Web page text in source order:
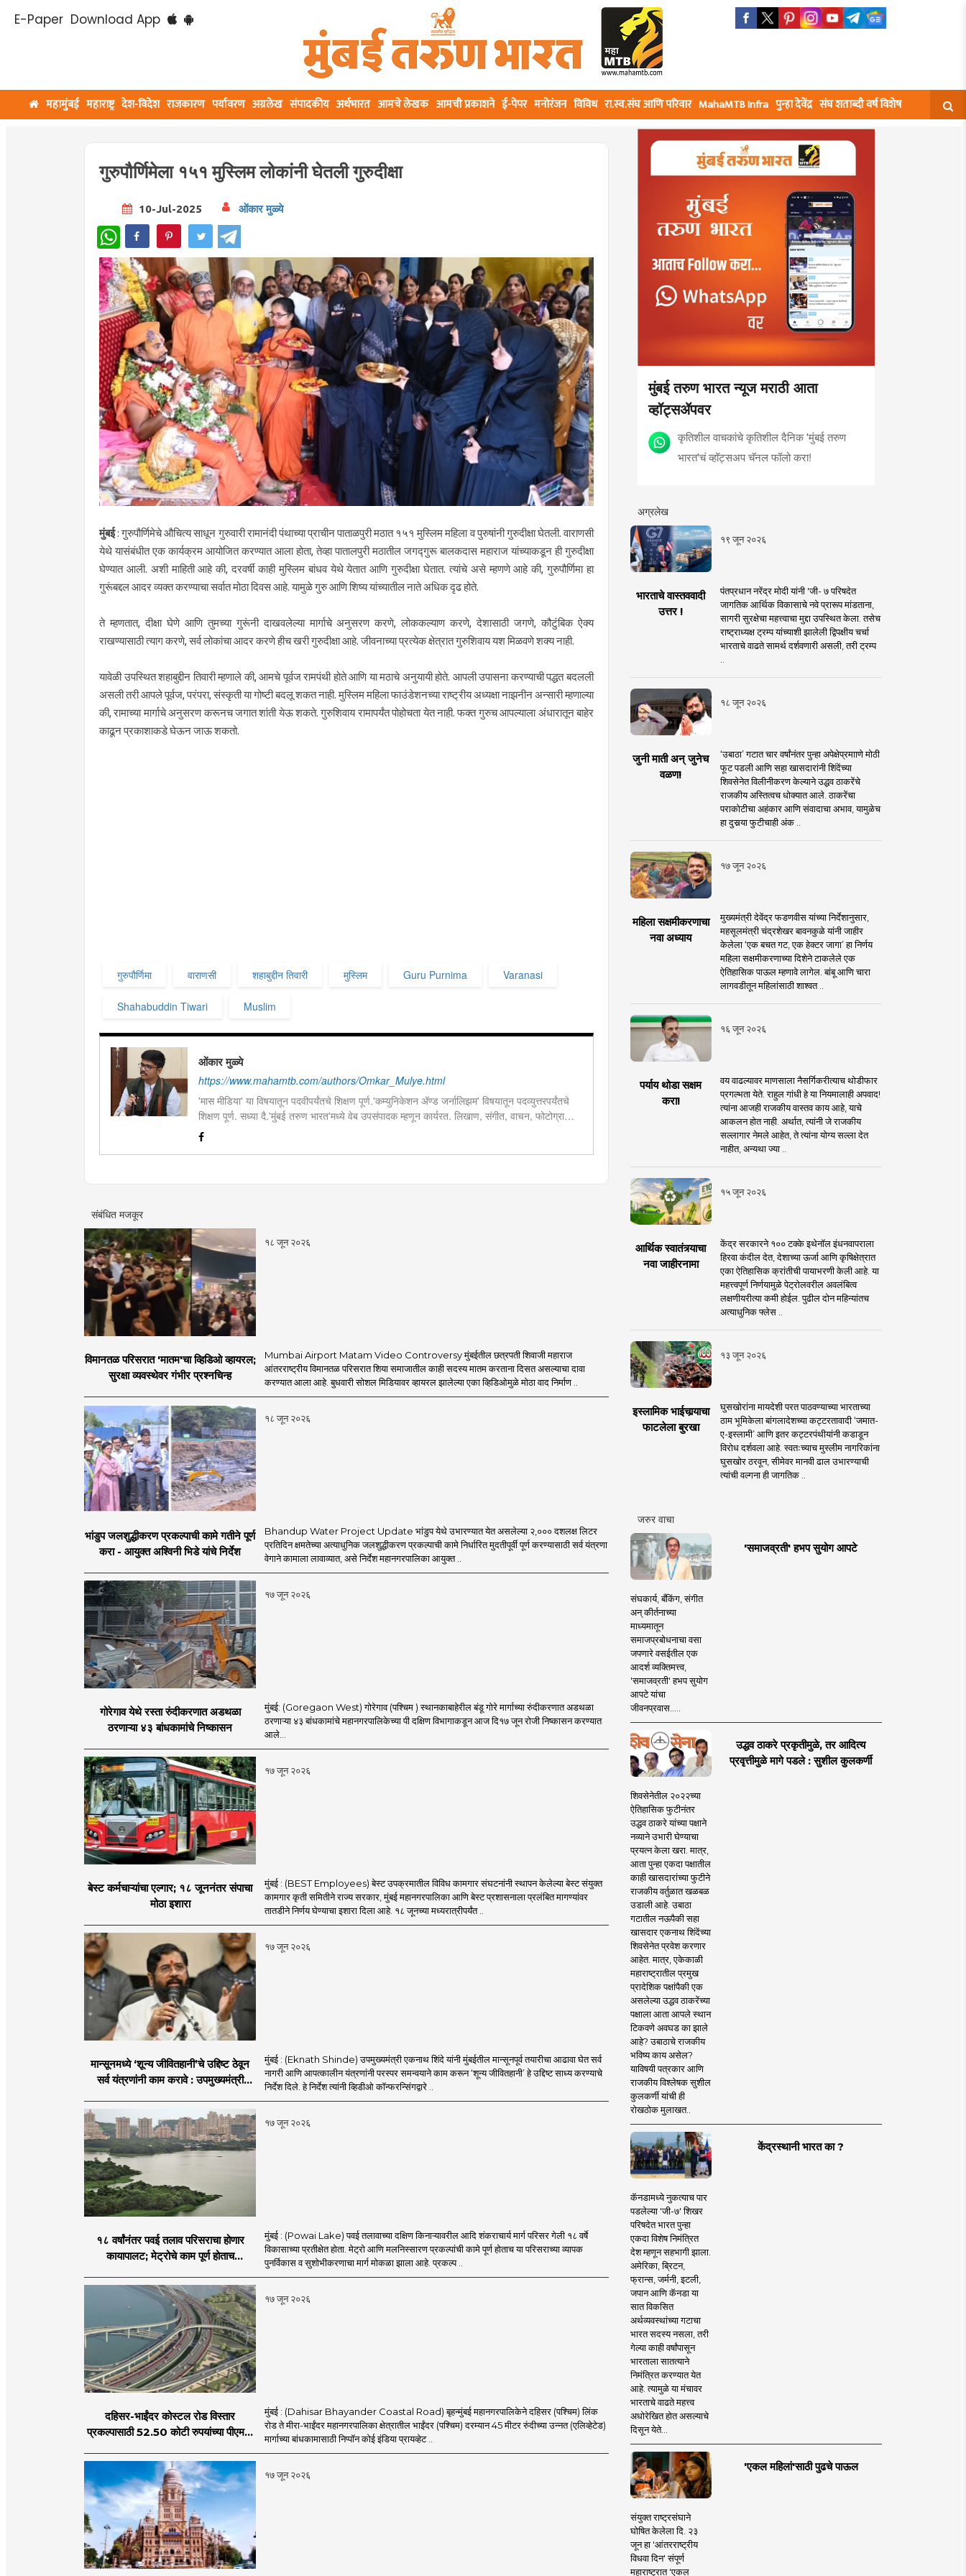
E-Paper Download App
महामुंबई महाराष्ट्र देश-विदेश राजकारण पर्यावरण अग्रलेख संपादकीय अर्थभारत आमचे लेखक आमची प्रकाशने ई-पेपर मनोरंजन विविध रा.स्व.संघ आणि परिवार MahaMTB Infra पुन्हा देवेंद्र संघ शताब्दी वर्ष विशेष
गुरुपौर्णिमेला १५१ मुस्लिम लोकांनी घेतली गुरुदीक्षा
10-Jul-2025 ओंकार मुळ्ये
WhatsApp
मुंबई: गुरुपौर्णिमेचे औचित्य साधून गुरुवारी रामानंदी पंथाच्या प्राचीन पाताळपुरी मठात १५१ मुस्लिम महिला व पुरुषांनी गुरुदीक्षा घेतली. वाराणसी
येथे यासंबंधीत एक कार्यक्रम आयोजित करण्यात आला होता, तेव्हा पातालपुरी मठातील जगद्गुरू बालकदास महाराज यांच्याकडून ही गुरुदीक्षा
घेण्यात आली. अशी माहिती आहे की, दरवर्षी काही मुस्लिम बांधव येथे येतात आणि गुरुदीक्षा घेतात. त्यांचे असे म्हणणे आहे की, गुरुपौर्णिमा हा
गुरूंबद्दल आदर व्यक्त करण्याचा सर्वात मोठा दिवस आहे. यामुळे गुरु आणि शिष्य यांच्यातील नाते अधिक दृढ होते.
ते म्हणतात, दीक्षा घेणे आणि तुमच्या गुरूंनी दाखवलेल्या मार्गाचे अनुसरण करणे, लोककल्याण करणे, देशासाठी जगणे, कौटुंबिक ऐक्य
राखण्यासाठी त्याग करणे, सर्व लोकांचा आदर करणे हीच खरी गुरुदीक्षा आहे. जीवनाच्या प्रत्येक क्षेत्रात गुरुशिवाय यश मिळवणे शक्य नाही.
यावेळी उपस्थित शहाबुद्दीन तिवारी म्हणाले की, आमचे पूर्वज रामपंथी होते आणि या मठाचे अनुयायी होते. आपली उपासना करण्याची पद्धत बदलली
असली तरी आपले पूर्वज, परंपरा, संस्कृती या गोष्टी बदलू शकत नाही. मुस्लिम महिला फाउंडेशनच्या राष्ट्रीय अध्यक्षा नाझनीन अन्सारी म्हणाल्या
की, रामाच्या मार्गाचे अनुसरण करूनच जगात शांती येऊ शकते. गुरुशिवाय रामापर्यंत पोहोचता येत नाही. फक्त गुरुच आपल्याला अंधारातून बाहेर
काढून प्रकाशाकडे घेऊन जाऊ शकतो.
गुरुपौर्णिमा वाराणसी शहाबुद्दीन तिवारी मुस्लिम Guru Purnima Varanasi
Shahabuddin Tiwari Muslim
ओंकार मुळ्ये
https://www.mahamtb.com/authors/Omkar_Mulye.html
'मास मीडिया' या विषयातून पदवीपर्यंतचे शिक्षण पूर्ण.'कम्युनिकेशन ॲण्ड जर्नालिझम' विषयातून पदव्युत्तरपर्यंतचे
शिक्षण पूर्ण. सध्या दै.'मुंबई तरुण भारत'मध्ये वेब उपसंपादक म्हणून कार्यरत. लिखाण, संगीत, वाचन, फोटोग्राफी,
इ.ची आवड.लिवोग्राफी भाषाशैलीत विशेष प्रावीण्य.बालपणापासून रा.स्व.संघाचा स्वयंसेवक
संबंधित मजकूर
१८ जून २०२६
विमानतळ परिसरात 'मातम'चा व्हिडिओ व्हायरल;
सुरक्षा व्यवस्थेवर गंभीर प्रश्नचिन्ह
Mumbai Airport Matam Video Controversy मुंबईतील छत्रपती शिवाजी महाराज
आंतरराष्ट्रीय विमानतळ परिसरात शिया समाजातील काही सदस्य मातम करताना दिसत असल्याचा दावा
करण्यात आला आहे. बुधवारी सोशल मिडियावर व्हायरल झालेल्या एका व्हिडिओमुळे मोठा वाद निर्माण ..
१८ जून २०२६
भांडुप जलशुद्धीकरण प्रकल्पाची कामे गतीने पूर्ण
करा - आयुक्त अश्विनी भिडे यांचे निर्देश
Bhandup Water Project Update भांडुप येथे उभारण्यात येत असलेल्या २,००० दशलक्ष लिटर
प्रतिदिन क्षमतेच्या अत्याधुनिक जलशुद्धीकरण प्रकल्पाची कामे निर्धारित मुदतीपूर्वी पूर्ण करण्यासाठी सर्व यंत्रणा
वेगाने कामाला लावाव्यात, असे निर्देश महानगरपालिका आयुक्त ..
१७ जून २०२६
गोरेगाव येथे रस्ता रुंदीकरणात अडथळा
ठरणाऱ्या ४३ बांधकामांचे निष्कासन
मुंबई: (Goregaon West) गोरेगाव (पश्चिम ) स्थानकाबाहेरील बंडू गोरे मार्गाच्या रुंदीकरणात अडथळा
ठरणाऱ्या ४३ बांधकामांचे महानगरपालिकेच्या पी दक्षिण विभागाकडून आज दि१७ जून रोजी निष्कासन करण्यात
आले...
१७ जून २०२६
बेस्ट कर्मचाऱ्यांचा एल्गार; १८ जूननंतर संपाचा
मोठा इशारा
मुंबई : (BEST Employees) बेस्ट उपक्रमातील विविध कामगार संघटनांनी स्थापन केलेल्या बेस्ट संयुक्त
कामगार कृती समितीने राज्य सरकार, मुंबई महानगरपालिका आणि बेस्ट प्रशासनाला प्रलंबित मागण्यांवर
तातडीने निर्णय घेण्याचा इशारा दिला आहे. १८ जूनच्या मध्यरात्रीपर्यंत ..
१७ जून २०२६
मान्सूनमध्ये ‘शून्य जीवितहानी’चे उद्दिष्ट ठेवून
सर्व यंत्रणांनी काम करावे : उपमुख्यमंत्री
मुंबई : (Eknath Shinde) उपमुख्यमंत्री एकनाथ शिंदे यांनी मुंबईतील मान्सूनपूर्व तयारीचा आढावा घेत सर्व
नागरी आणि आपत्कालीन यंत्रणांनी परस्पर समन्वयाने काम करून ‘शून्य जीवितहानी’ हे उद्दिष्ट साध्य करण्याचे
निर्देश दिले. हे निर्देश त्यांनी व्हिडीओ कॉन्फरन्सिंगद्वारे ..
१७ जून २०२६
१८ वर्षांनंतर पवई तलाव परिसराचा होणार
कायापालट; मेट्रोचे काम पूर्ण होताच
मुंबई : (Powai Lake) पवई तलावाच्या दक्षिण किनाऱ्यावरील आदि शंकराचार्य मार्ग परिसर गेली १८ वर्षे
विकासाच्या प्रतीक्षेत होता. मेट्रो आणि मलनिस्सारण प्रकल्पांची कामे पूर्ण होताच या परिसराच्या व्यापक
पुनर्विकास व सुशोभीकरणाचा मार्ग मोकळा झाला आहे. प्रकल्प ..
१७ जून २०२६
दहिसर-भाईंदर कोस्टल रोड विस्तार
प्रकल्पासाठी 52.50 कोटी रुपयांच्या पीएमसी
मुंबई : (Dahisar Bhayander Coastal Road) बृहन्मुंबई महानगरपालिकेने दहिसर (पश्चिम) लिंक
रोड ते मीरा-भाईंदर महानगरपालिका क्षेत्रातील भाईंदर (पश्चिम) दरम्यान 45 मीटर रुंदीच्या उन्नत (एलिव्हेटेड)
मार्गाच्या बांधकामासाठी निप्पॉन कोई इंडिया प्रायव्हेट ..
१७ जून २०२६
मुंबई तरुण भारत न्यूज मराठी आता
व्हॉट्सॲपवर
कृतिशील वाचकांचे कृतिशील दैनिक 'मुंबई तरुण
भारत'चं व्हॉट्सअप चॅनल फॉलो करा!
अग्रलेख
१९ जून २०२६
भारताचे वास्तववादी
उत्तर !
पंतप्रधान नरेंद्र मोदी यांनी 'जी- ७ परिषदेत
जागतिक आर्थिक विकासाचे नवे प्रारूप मांडताना,
सागरी सुरक्षेचा महत्त्वाचा मुद्दा उपस्थित केला. तसेच
राष्ट्राध्यक्ष ट्रम्प यांच्याशी झालेली द्विपक्षीय चर्चा
भारताचे वाढते सामर्थ दर्शवणारी असली, तरी ट्रम्प
१८ जून २०२६
जुनी माती अन् जुनेच
वळण!
‘उबाठा’ गटात चार वर्षांनंतर पुन्हा अपेक्षेप्रमााणे मोठी
फूट पडली आणि सहा खासदारांनी शिंदेंच्या
शिवसेनेत विलीनीकरण केल्याने उद्धव ठाकरेंचे
राजकीय अस्तित्वच धोक्यात आले. ठाकरेंचा
पराकोटीचा अहंकार आणि संवादाचा अभाव, यामुळेच
हा दुसर्‍या फुटीचाही अंक ..
१७ जून २०२६
महिला सक्षमीकरणाचा
नवा अध्याय
मुख्यमंत्री देवेंद्र फडणवीस यांच्या निर्देशानुसार,
महसूलमंत्री चंद्रशेखर बावनकुळे यांनी जाहीर
केलेला ‘एक बचत गट, एक हेक्टर जागा’ हा निर्णय
महिला सक्षमीकरणाच्या दिशेने टाकलेले एक
ऐतिहासिक पाऊल म्हणावे लागेल. बांबू आणि चारा
लागवडीतून महिलांसाठी शाश्वत ..
१६ जून २०२६
पर्याय थोडा सक्षम
करा!
वय वाढल्यावर माणसाला नैसर्गिकरीत्याच थोडीफार
प्रगल्भता येते. राहुल गांधी हे या नियमालाही अपवाद!
त्यांना आजही राजकीय वास्तव काय आहे, याचे
आकलन होत नाही. अर्थात, त्यांनी जे राजकीय
सल्लागार नेमले आहेत, ते त्यांना योग्य सल्ला देत
नाहीत, अन्यथा ज्या ..
१५ जून २०२६
आर्थिक स्वातंत्र्याचा
नवा जाहीरनामा
केंद्र सरकारने १०० टक्के इथेनॉल इंधनवापराला
हिरवा कंदील देत, देशाच्या ऊर्जा आणि कृषिक्षेत्रात
एका ऐतिहासिक क्रांतीची पायाभरणी केली आहे. या
महत्त्वपूर्ण निर्णयामुळे पेट्रोलवरील अवलंबित्व
लक्षणीयरीत्या कमी होईल. पुढील दोन महिन्यांतच
अत्याधुनिक फ्लेस ..
१३ जून २०२६
इस्लामिक भाईचार्‍याचा
फाटलेला बुरखा
घुसखोरांना मायदेशी परत पाठवण्याच्या भारताच्या
ठाम भूमिकेला बांगलादेशच्या कट्टरतावादी ‘जमात-
ए-इस्लामी’ आणि इतर कट्टरपंथीयांनी कडाडून
विरोध दर्शवला आहे. स्वतःच्याच मुस्लीम नागरिकांना
घुसखोर ठरवून, सीमेवर मानवी ढाल उभारण्याची
त्यांची वल्गना ही जागतिक ..
जरुर वाचा
'समाजव्रती' हभप सुयोग आपटे
संघकार्य, बँकिंग, संगीत
अन् कीर्तनाच्या
माध्यमातून
समाजप्रबोधनाचा वसा
जपणारे वसईतील एक
आदर्श व्यक्तिमत्त्व,
'समाजव्रती' हभप सुयोग
आपटे यांचा
जीवनप्रवास.....
उद्धव ठाकरे प्रकृतीमुळे, तर आदित्य
प्रवृत्तीमुळे मागे पडले : सुशील कुलकर्णी
शिवसेनेतील २०२२च्या
ऐतिहासिक फुटीनंतर
उद्धव ठाकरे यांच्या पक्षाने
नव्याने उभारी घेण्याचा
प्रयत्न केला खरा. मात्र,
आता पुन्हा एकदा पक्षातील
काही खासदारांच्या फुटीने
राजकीय वर्तुळात खळबळ
उडाली आहे. उबाठा
गटातील नऊपैकी सहा
खासदार एकनाथ शिंदेंच्या
शिवसेनेत प्रवेश करणार
आहेत. मात्र, एकेकाळी
महाराष्ट्रातील प्रमुख
प्रादेशिक पक्षांपैकी एक
असलेल्या उद्धव ठाकरेंच्या
पक्षाला आता आपले स्थान
टिकवणे अवघड का झाले
आहे? उबाठाचे राजकीय
भविष्य काय असेल?
याविषयी पत्रकार आणि
राजकीय विश्लेषक सुशील
कुलकर्णी यांची ही
रोखठोक मुलाखत..
केंद्रस्थानी भारत का ?
कॅनडामध्ये नुकत्याच पार
पडलेल्या 'जी-७' शिखर
परिषदेत भारत पुन्हा
एकदा विशेष निमंत्रित
देश म्हणून सहभागी झाला.
अमेरिका, ब्रिटन,
फ्रान्स, जर्मनी, इटली,
जपान आणि कॅनडा या
सात विकसित
अर्थव्यवस्थांच्या गटाचा
भारत सदस्य नसला, तरी
गेल्या काही वर्षांपासून
भारताला सातत्याने
निमंत्रित करण्यात येत
आहे. त्यामुळे या मंचावर
भारताचे वाढते महत्त्व
अधोरेखित होत असल्याचे
दिसून येते...
'एकल महिलां'साठी पुढचे पाऊल
संयुक्त राष्ट्रसंघाने
घोषित केलेला दि. २३
जून हा 'आंतरराष्ट्रीय
विधवा दिन' संपूर्ण
महाराष्ट्रात 'एकल